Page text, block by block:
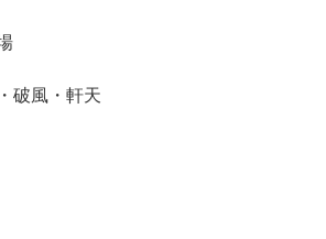
破風・軒天